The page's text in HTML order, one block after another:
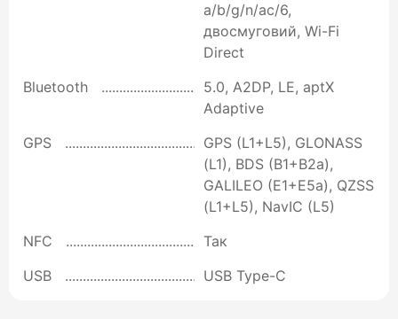
a/b/g/n/ac/6,
двосмуговий, Wi-Fi
Direct
Bluetooth
5.0, A2DP, LE, aptX
Adaptive
GPS
GPS (L1+L5), GLONASS
(L1), BDS (B1+B2a),
GALILEO (E1+E5a), QZSS
(L1+L5), NavIC (L5)
NFC
Так
USB
USB Type-C